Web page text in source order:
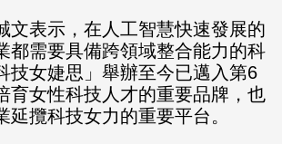
文表示，在人工智慧快速發展的
都需要具備跨領域整合能力的科
技女婕思」舉辦至今已邁入第6
育女性科技人才的重要品牌，也
延攬科技女力的重要平台。